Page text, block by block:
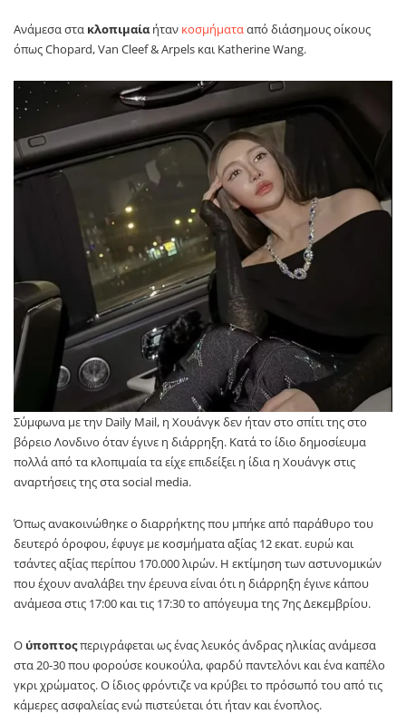
Ανάμεσα στα κλοπιμαία ήταν κοσμήματααπό διάσημους οίκους
όπως Chopard, Van Cleef & Arpels και Katherine Wang.
Σύμφωνα με την Daily Mail, η Χουάνγκ δεν ήταν στο σπίτι της στο
βόρειο Λονδινο όταν έγινε η διάρρηξη. Κατά το ίδιο δημοσίευμα
πολλά από τα κλοπιμαία τα είχε επιδείξει η ίδια η Χουάνγκ στις
αναρτήσεις της στα social media.
Όπως ανακοινώθηκε ο διαρρήκτης που μπήκε από παράθυρο του
δευτερό όροφου, έφυγε με κοσμήματα αξίας 12 εκατ. ευρώ και
τσάντες αξίας περίπου 170.000 λιρών. Η εκτίμηση των αστυνομικών
που έχουν αναλάβει την έρευνα είναι ότι η διάρρηξη έγινε κάπου
ανάμεσα στις 17:00 και τις 17:30 το απόγευμα της 7ης Δεκεμβρίου.
Ο ύποπτοςπεριγράφεται ως ένας λευκός άνδρας ηλικίας ανάμεσα
στα 20-30 που φορούσε κουκούλα, φαρδύ παντελόνι και ένα καπέλο
γκρι χρώματος. Ο ίδιος φρόντιζε να κρύβει το πρόσωπό του από τις
κάμερες ασφαλείας ενώ πιστεύεται ότι ήταν και ένοπλος.